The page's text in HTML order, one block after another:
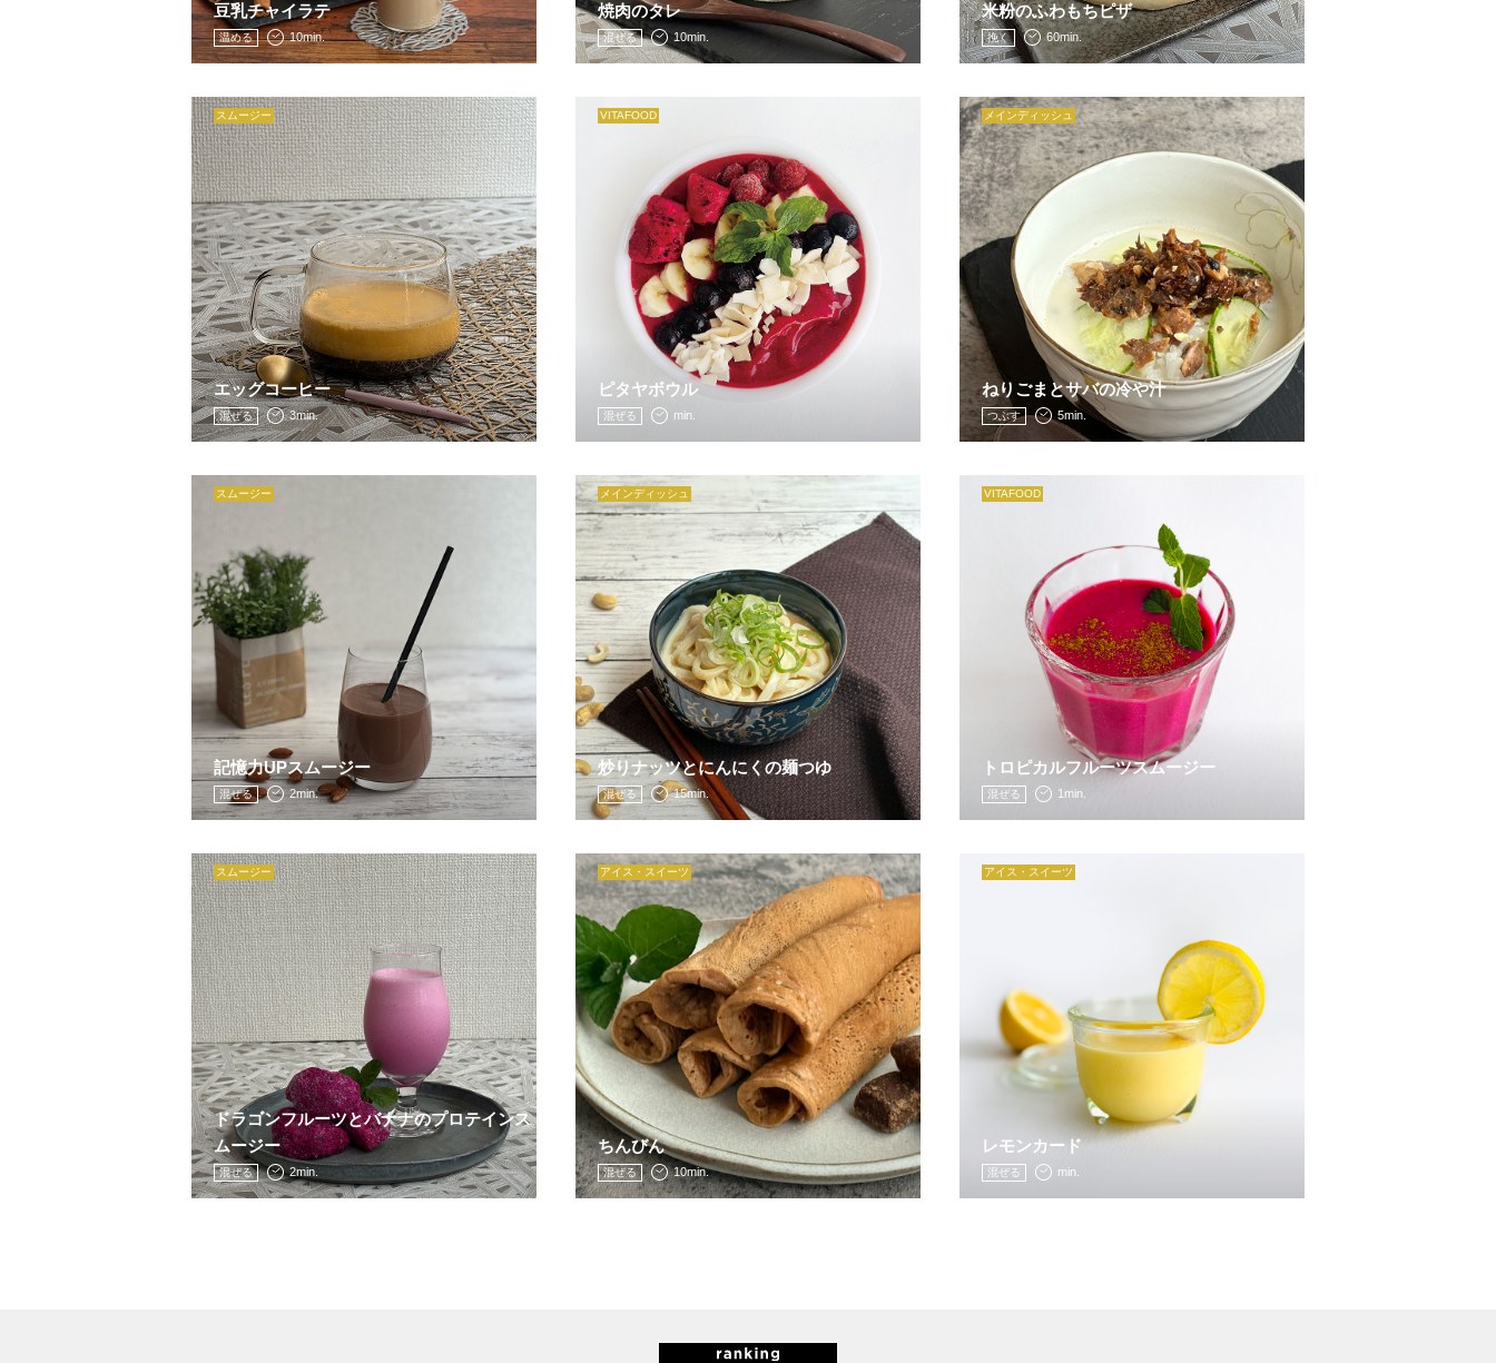
豆乳チャイラテ
温める 10min.
焼肉のタレ
混ぜる 10min.
米粉のふわもちピザ
挽く 60min.
スムージー
エッグコーヒー
混ぜる 3min.
VITAFOOD
ピタヤボウル
混ぜる min.
メインディッシュ
ねりごまとサバの冷や汁
つぶす 5min.
スムージー
記憶力UPスムージー
混ぜる 2min.
メインディッシュ
炒りナッツとにんにくの麺つゆ
混ぜる 15min.
VITAFOOD
トロピカルフルーツスムージー
混ぜる 1min.
スムージー
ドラゴンフルーツとバナナのプロテインス
ムージー
混ぜる 2min.
アイス・スイーツ
ちんびん
混ぜる 10min.
アイス・スイーツ
レモンカード
混ぜる min.